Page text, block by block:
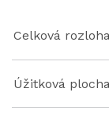
Celková
Úžitková